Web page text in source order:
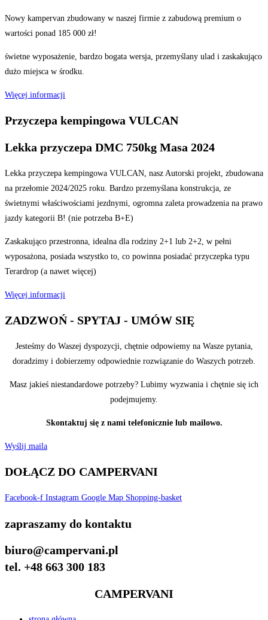
Nowy kampervan zbudowany w naszej firmie z zabudową premium o
wartości ponad 185 000 zł!
świetne wyposażenie, bardzo bogata wersja, przemyślany ulad i zaskakująco
dużo miejsca w środku.
Więcej informacji
Przyczepa kempingowa VULCAN
Lekka przyczepa DMC 750kg Masa 2024
Lekka przyczepa kempingowa VULCAN, nasz Autorski projekt, zbudowana
na przełomie 2024/2025 roku. Bardzo przemyślana konstrukcja, ze
świetnymi właściwościami jezdnymi, ogromna zaleta prowadzenia na prawo
jazdy kategorii B! (nie potrzeba B+E)
Zaskakująco przestronna, idealna dla rodziny 2+1 lub 2+2, w pełni
wyposażona, posiada wszystko to, co powinna posiadać przyczepka typu
Terardrop (a nawet więcej)
Więcej informacji
ZADZWOŃ - SPYTAJ - UMÓW SIĘ
Jesteśmy do Waszej dyspozycji, chętnie odpowiemy na Wasze pytania,
doradzimy i dobierzemy odpowiednie rozwiązanie do Waszych potrzeb.
Masz jakieś niestandardowe potrzeby? Lubimy wyzwania i chętnie się ich
podejmujemy.
Skontaktuj się z nami telefonicznie lub mailowo.
Wyślij maila
DOŁĄCZ DO CAMPERVANI
Facebook-f Instagram Google Map Shopping-basket
zapraszamy do kontaktu
biuro@campervani.pl
tel. +48 663 300 183
CAMPERVANI